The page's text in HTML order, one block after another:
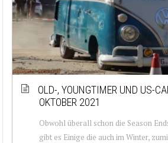
OLD-, YOUNGTIMER UND US-
OKTOBER 2021
Obwohl überall schon die Season
gibt es Einige die auch im Winter,